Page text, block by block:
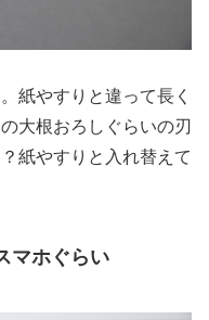
紙やすりと違って長く
大根おろしぐらいの刃
紙やすりと入れ替えて
マホぐらい